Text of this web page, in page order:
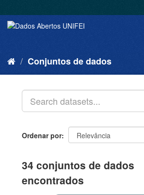
Conjuntos de dados
Ordenar por
34 conjuntos de dados
encontrados